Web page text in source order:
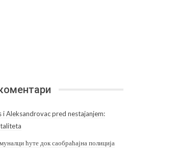
i Aleksandrovac pred nestajanjem:
ћуте док саобраћајна полиција